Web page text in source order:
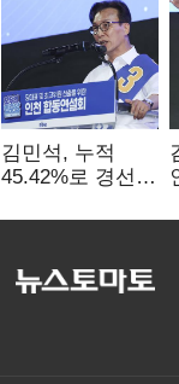
김민석, 누적
45.42%로 경선
격차